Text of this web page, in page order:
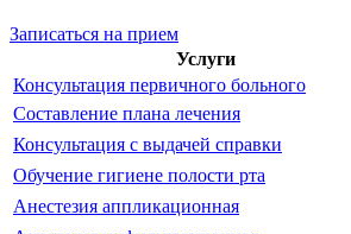
Записаться на прием
Услуги
Консультация первичного больного
Составление плана лечения
Консультация с выдачей справки
Обучение гигиене полости рта
Анестезия аппликационная